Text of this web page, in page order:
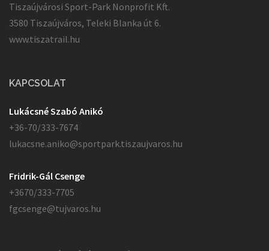
Tiszaújvárosi Sport-Park Nonprofit Kft.
3580 Tiszaújváros, Teleki Blanka út 6.
www.tiszatrail.hu
KAPCSOLAT
Lukácsné Szabó Anikó
+36-70/333-7674
lukacsne.aniko@sportpark.tiszaujvaros.hu
Fridrik-Gál Csenge
+3670/333-7705
fgcsenge@tujvaros.hu